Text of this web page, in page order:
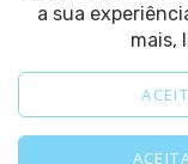
2025 © Papagaio
a sua
mais,